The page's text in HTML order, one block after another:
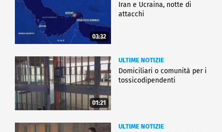
03:32
Iran e Ucraina, notte di
attacchi
01:21
ULTIME NOTIZIE
Domiciliari o comunità per i
tossicodipendenti
ULTIME NOTIZIE